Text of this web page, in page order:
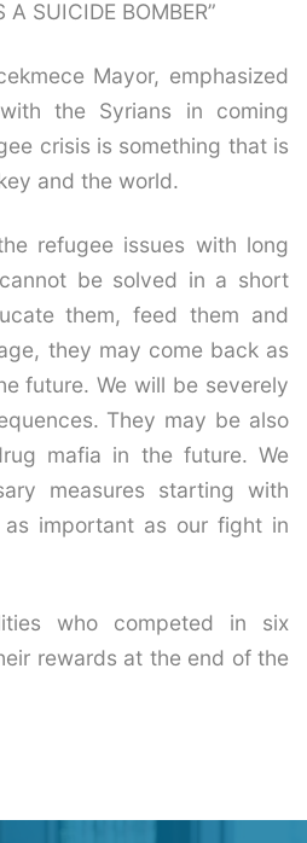
SUICIDE BOMBER”
Mayor, emphasized
the Syrians in coming
crisis is something that is
and the world.
refugee issues with long
be solved in a short
them, feed them and
they may come back as
future. We will be severely
They may be also
mafia in the future. We
measures starting with
important as our fight in
who competed in six
rewards at the end of the